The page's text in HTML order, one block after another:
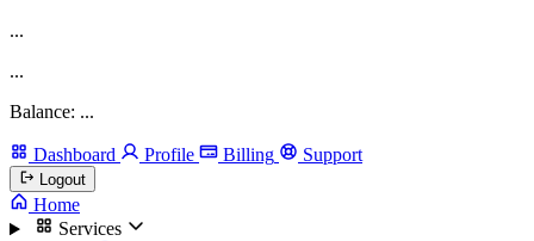
...
...
Balance: ...
Dashboard Profile Billing Support
Logout
Home
Services